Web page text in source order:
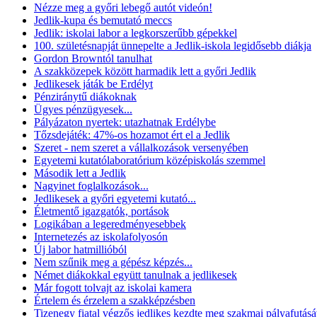
Nézze meg a győri lebegő autót videón!
Jedlik-kupa és bemutató meccs
Jedlik: iskolai labor a legkorszerűbb gépekkel
100. születésnapját ünnepelte a Jedlik-iskola legidősebb diákja
Gordon Browntól tanulhat
A szakközepek között harmadik lett a győri Jedlik
Jedlikesek játák be Erdélyt
Pénziránytű diákoknak
Ügyes pénzügyesek...
Pályázaton nyertek: utazhatnak Erdélybe
Tőzsdejáték: 47%-os hozamot ért el a Jedlik
Szeret - nem szeret a vállalkozások versenyében
Egyetemi kutatólaboratórium középiskolás szemmel
Második lett a Jedlik
Nagyinet foglalkozások...
Jedlikesek a győri egyetemi kutató...
Életmentő igazgatók, portások
Logikában a legeredményesebbek
Internetezés az iskolafolyosón
Új labor hatmillióból
Nem szűnik meg a gépész képzés...
Német diákokkal együtt tanulnak a jedlikesek
Már fogott tolvajt az iskolai kamera
Értelem és érzelem a szakképzésben
Tizenegy fiatal végzős jedlikes kezdte meg szakmai